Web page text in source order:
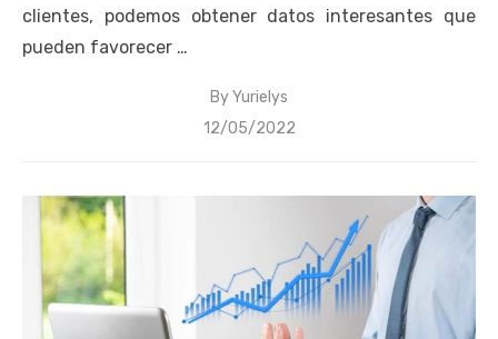
clientes, podemos obtener datos interesantes que
pueden favorecer …
ByYurielys
Posted
12/05/2022